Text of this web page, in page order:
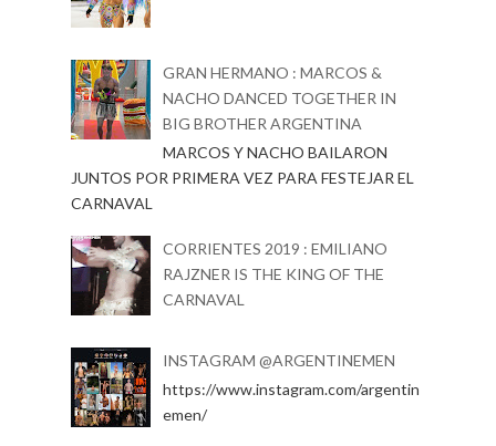
GRAN HERMANO : MARCOS &
NACHO DANCED TOGETHER IN
BIG BROTHER ARGENTINA
MARCOS Y NACHO BAILARON
JUNTOS POR PRIMERA VEZ PARA FESTEJAR EL
CARNAVAL
CORRIENTES 2019 : EMILIANO
RAJZNER IS THE KING OF THE
CARNAVAL
INSTAGRAM @ARGENTINEMEN
https://www.instagram.com/argentin
emen/